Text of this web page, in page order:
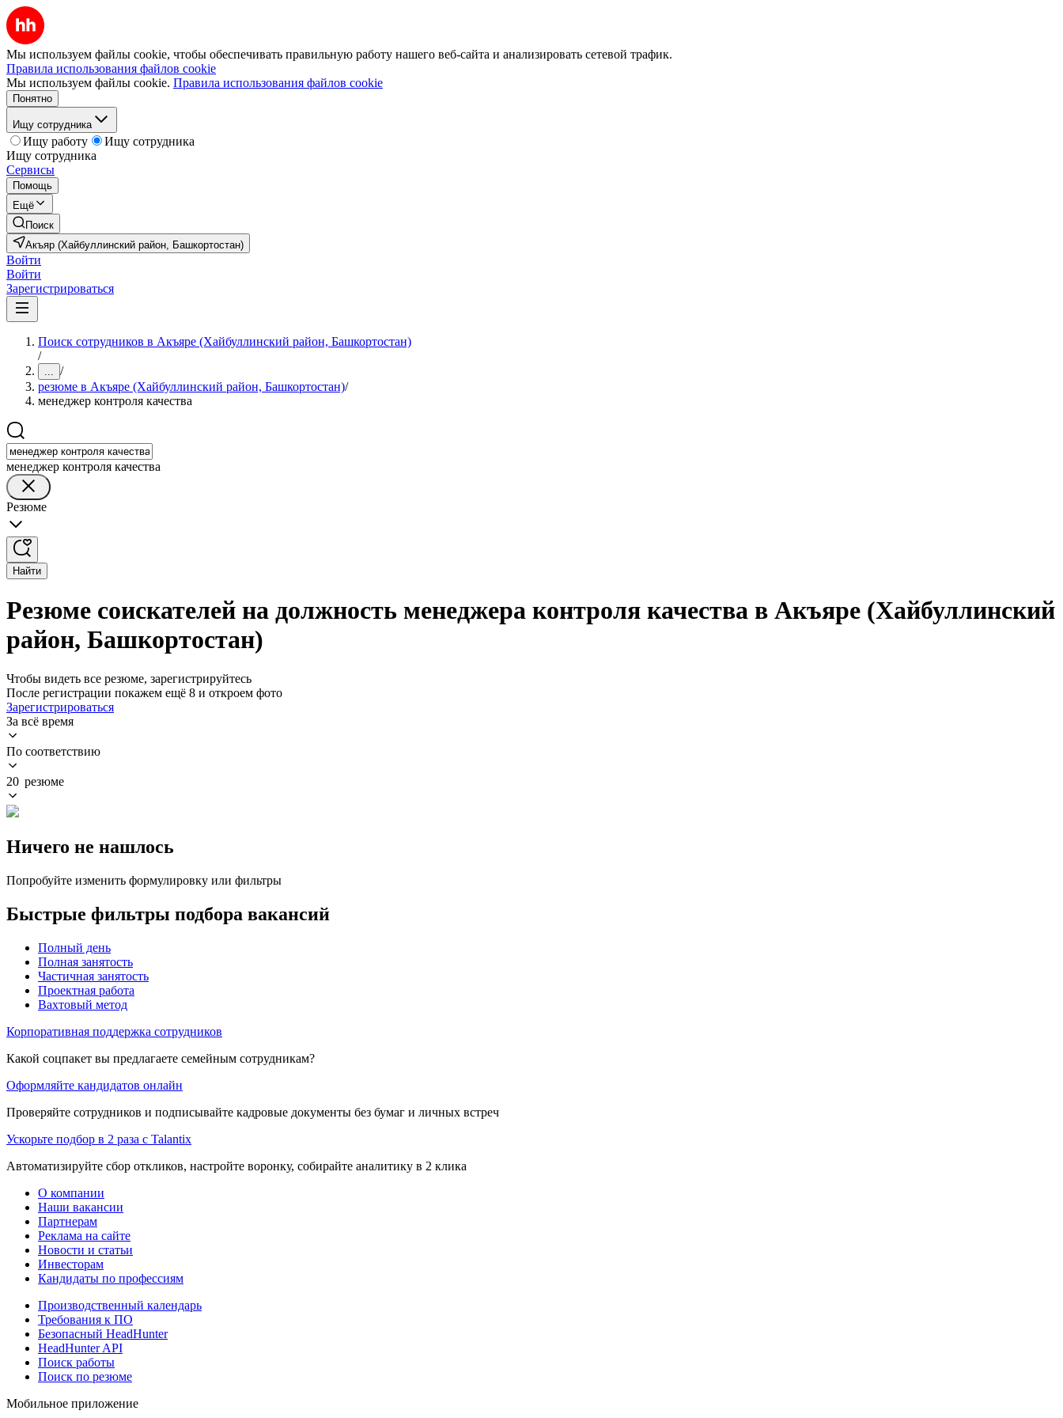
Мы используем файлы cookie, чтобы обеспечивать правильную работу нашего веб-сайта и анализировать сетевой трафик.
Правила использования файлов cookie
Мы используем файлы cookie. Правила использования файлов cookie
Понятно
Ищу сотрудника
Ищу работу
Ищу сотрудника
Ищу сотрудника
Сервисы
Помощь
Ещё
Поиск
Акъяр (Хайбуллинский район, Башкортостан)
Войти
Войти
Зарегистрироваться
Поиск сотрудников в Акъяре (Хайбуллинский район, Башкортостан)
/
... /
резюме в Акъяре (Хайбуллинский район, Башкортостан)/
менеджер контроля качества
менеджер контроля качества
Резюме
Найти
Резюме соискателей на должность менеджера контроля качества в Акъяре (Хайбуллинский
район, Башкортостан)
Чтобы видеть все резюме, зарегистрируйтесь
После регистрации покажем ещё 8 и откроем фото
Зарегистрироваться
За всё время
По соответствию
20 резюме
Ничего не нашлось
Попробуйте изменить формулировку или фильтры
Быстрые фильтры подбора вакансий
Полный день
Полная занятость
Частичная занятость
Проектная работа
Вахтовый метод
Корпоративная поддержка сотрудников
Какой соцпакет вы предлагаете семейным сотрудникам?
Оформляйте кандидатов онлайн
Проверяйте сотрудников и подписывайте кадровые документы без бумаг и личных встреч
Ускорьте подбор в 2 раза с Talantix
Автоматизируйте сбор откликов, настройте воронку, собирайте аналитику в 2 клика
О компании
Наши вакансии
Партнерам
Реклама на сайте
Новости и статьи
Инвесторам
Кандидаты по профессиям
Производственный календарь
Требования к ПО
Безопасный HeadHunter
HeadHunter API
Поиск работы
Поиск по резюме
Мобильное приложение